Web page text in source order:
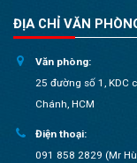
ĐỊA CHỈ VĂN
Văn phòng:
25 đường số 1, KDC
Chánh, HCM
Điện thoại:
091 858 2829 (Mr